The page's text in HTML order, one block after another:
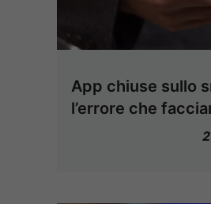
App chiuse sullo
l’errore che